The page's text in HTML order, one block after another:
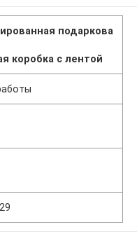
подаркова
коробка с лентой